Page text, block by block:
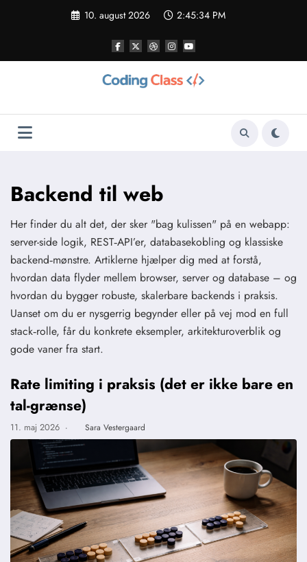
10. august 2026 2:45:36 PM
Backend til web
Her finder du alt det, der sker "bag kulissen" på en webapp:
server-side logik, REST‑API’er, databasekobling og klassiske
backend‑mønstre. Artiklerne hjælper dig med at forstå,
hvordan data flyder mellem browser, server og database – og
hvordan du bygger robuste, skalerbare backends i praksis.
Uanset om du er nysgerrig begynder eller på vej mod en full
stack‑rolle, får du konkrete eksempler, arkitekturoverblik og
gode vaner fra start.
Rate limiting i praksis (det er ikke bare en
tal-grænse)
11. maj 2026 · Sara Vestergaard